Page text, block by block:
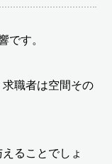
です。
職者は空間その
ることでしょ